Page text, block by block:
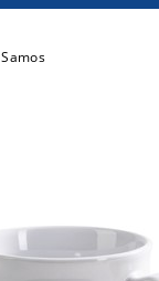
Samos